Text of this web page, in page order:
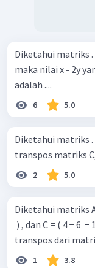
Diketahui matriks .
maka nilai x - 2y
adalah ....
6 5.0
Diketahui matriks .
transpos matriks
2 5.0
Diketahui matriks A
) , dan C = ( 4 − 6
transpos dari
1 3.8